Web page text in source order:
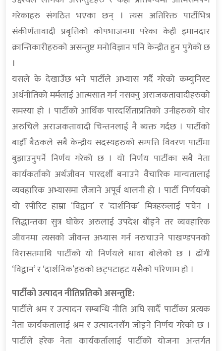
गरेकाहरु संगठित भएका छन् । त्यस अतिरिक्त पार्टीभित्र
संकीर्णतावादी प्रबृत्तिको कोपभाजनमा परेका केही इमानदार
क्रान्तिकारीहरुको असन्तुष्ट मनोविज्ञान पनि केन्द्रीत हुन पुगेको छ
।
यसले के देखाउँछ भने पार्टीले अभ्यास गर्दै गरेको कम्युनिस्ट
अर्थनीतिको मर्मलाई आत्मसात गर्न नसक्नु अराजकतावादीहरुको
समस्या हो । पार्टीको आर्थिक पारदर्शिताप्रतिको उनीहरुको घोर
अरुचिले अराजकतावादी चिन्तनलाई नै ब्यक्त गर्दछ । पार्टीको
बाह्रौँ बैठकले सबै केन्द्रीय सदस्यहरुको सम्पत्ति विवरण पार्टीमा
बुझाउनुपर्ने निर्णय गरेको छ । यो निर्णय पार्टीका सबै नेता
कार्यकर्ताको अर्थजीवन पारदर्शी बनाउने वैचारिक मान्यतालाई
व्यवहारिक अभ्यासमा लैजाने अपूर्व थालनी हो । पार्टी निर्णयको
यो स्पीरिट हाम्रा ‘विद्वान’ र ‘दार्शनिक’ मित्रहरुलाई पचेन ।
सिद्धान्तका सुत्र घोकेर अरुलाई उपदेश बाँड्ने तर व्यवहारिक
जीवनमा त्यसको जीवन्त अभ्यास गर्न नरुचाउने पाखण्डपनको
विरासतमाथि पार्टीको यो निर्णयले धावा बोलेको छ । ढोंगी
‘विद्वान’ र ‘दार्शनिक’हरुको छट्पटाहट यसैको परिणाम हो ।
पार्टीको उत्पादन नीतिप्रतिको असन्तुष्टि:
पार्टीले श्रम र उत्पादन सम्बन्धि नीति अघि सार्दै पार्टीका प्रत्यक
नेता कार्यकतालाई श्रम र उत्पादनसँग जोड्ने निर्णय गरेको छ ।
पार्टीले हरेक नेता कार्यकर्तालाई पार्टीको योजना अन्तर्गत